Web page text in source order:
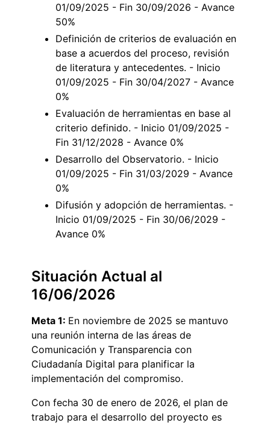
01/09/2025 - Fin 30/09/2026 - Avance
50%
Definición de criterios de evaluación en
base a acuerdos del proceso, revisión
de literatura y antecedentes. - Inicio
01/09/2025 - Fin 30/04/2027 - Avance
0%
Evaluación de herramientas en base al
criterio definido. - Inicio 01/09/2025 -
Fin 31/12/2028 - Avance 0%
Desarrollo del Observatorio. - Inicio
01/09/2025 - Fin 31/03/2029 - Avance
0%
Difusión y adopción de herramientas. -
Inicio 01/09/2025 - Fin 30/06/2029 -
Avance 0%
Situación Actual al
16/06/2026
Meta 1: En noviembre de 2025 se mantuvo
una reunión interna de las áreas de
Comunicación y Transparencia con
Ciudadanía Digital para planificar la
implementación del compromiso.
Con fecha 30 de enero de 2026, el plan de
trabajo para el desarrollo del proyecto es